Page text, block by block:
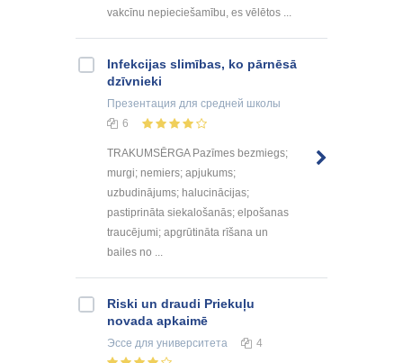
vakcīnu nepieciešamību, es vēlētos ...
Infekcijas slimības, ko pārnēsā
dzīvnieki
Презентация для средней школы
6
TRAKUMSĒRGA Pazīmes bezmiegs;
murgi; nemiers; apjukums;
uzbudinājums; halucinācijas;
pastiprināta siekalošanās; elpošanas
traucējumi; apgrūtināta rīšana un
bailes no ...
Riski un draudi Priekuļu
novada apkaimē
Эссе для университета 4